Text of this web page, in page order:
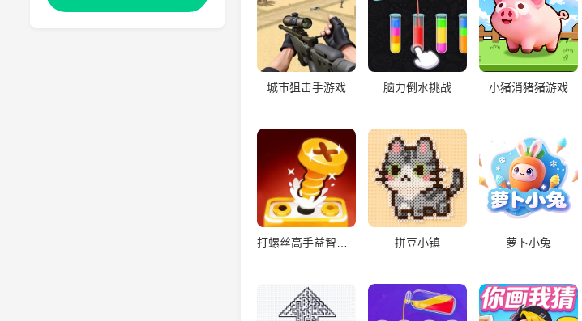
城市狙击手游戏 脑力倒水挑战 小猪消猪猪游戏
拼豆小镇 萝卜小兔